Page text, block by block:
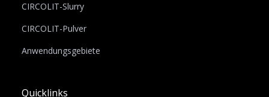
CIRCOLIT-Slurry
CIRCOLIT-Pulver
Anwendungsgebiete
Quicklinks